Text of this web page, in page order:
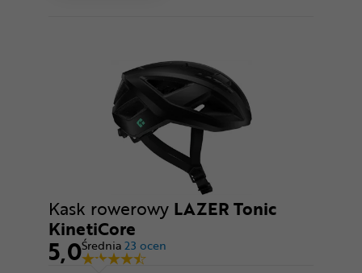
Kask rowerowy LAZER Tonic
KinetiCore
5,0Średnia23 ocen